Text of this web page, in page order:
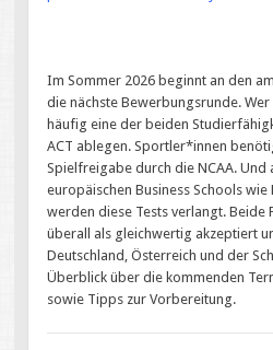
Im Sommer 2026 beginnt an den
die nächste Bewerbungsrunde.
häufig eine der beiden
ACT ablegen. Sportler*innen
Spielfreigabe durch die NCAA. Und
europäischen Business Schools wie
werden diese Tests verlangt. Beide
überall als gleichwertig akzeptiert
Deutschland, Österreich und der
Überblick über die kommenden
sowie Tipps zur Vorbereitung.